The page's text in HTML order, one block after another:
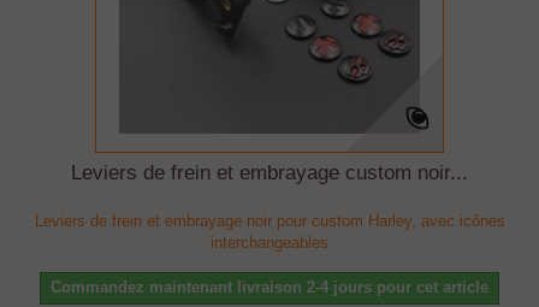
Leviers de frein et embrayage custom noir...
Leviers de frein et embrayage noir pour custom Harley, avec icônes
interchangeables
Commandez maintenant livraison 2-4 jours pour cet article